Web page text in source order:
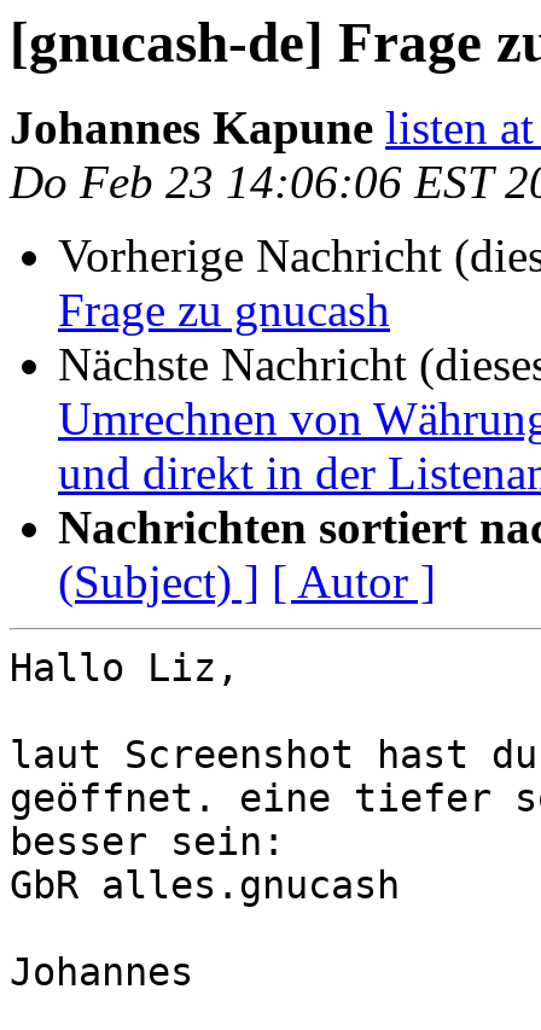
[gnucash-de] Frage
Johannes Kapune listen
Do Feb 23 14:06:06 EST
Vorherige Nachricht
Frage zu gnucash
Nächste Nachricht
Umrechnen von
und direkt in der
Nachrichten sortiert
(Subject) ] [ Autor ]
Hallo Liz,
laut Screenshot hast
geöffnet. eine tiefer
besser sein:
GbR alles.gnucash
Johannes